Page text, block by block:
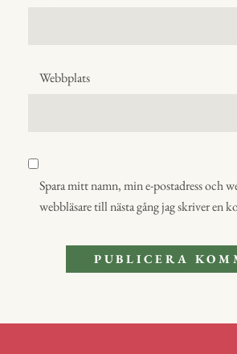
Webbplats
Spara mitt namn, min e-postadress och
webbläsare till nästa gång jag skriver en